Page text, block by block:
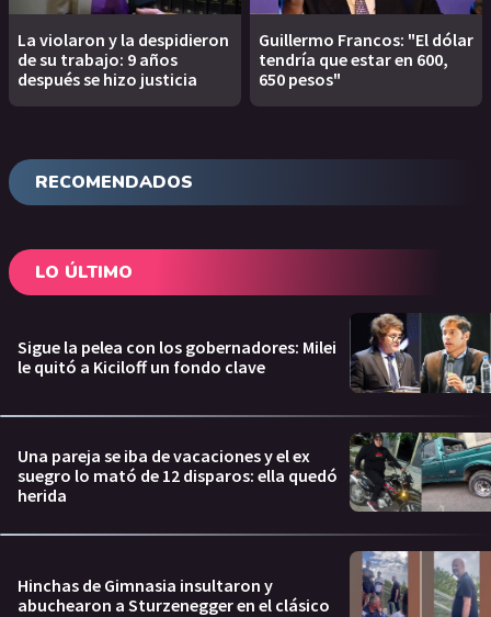
La violaron y la despidieron
de su trabajo: 9 años
después se hizo justicia
Guillermo Francos: "El dólar
tendría que estar en 600,
650 pesos"
RECOMENDADOS
LO ÚLTIMO
Sigue la pelea con los gobernadores: Milei
le quitó a Kiciloff un fondo clave
Una pareja se iba de vacaciones y el ex
suegro lo mató de 12 disparos: ella quedó
herida
Hinchas de Gimnasia insultaron y
abuchearon a Sturzenegger en el clásico